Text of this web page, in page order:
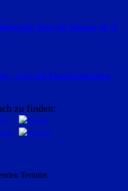
Kurs für Männer ab 55
– auch mit Einschränkungen
zu finden:
Termine.